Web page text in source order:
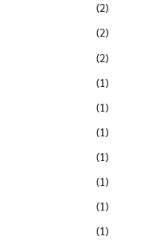
(2)
(2)
(2)
(1)
(1)
(1)
(1)
(1)
(1)
(1)